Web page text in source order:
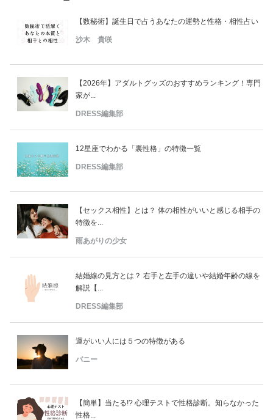
【数秘術】誕生日で占うあなたの運勢と性格・相性占い
沙木 貴咲
【2026年】アダルトグッズのおすすめランキング！専門
家が...
DRESS編集部
12星座でわかる「裏性格」の特徴一覧
DRESS編集部
【セックス相性】とは？ 体の相性がいいと感じる相手の
特徴を...
雨あがりの少女
結婚線の見方とは？ 右手と左手の違いや結婚年齢の線を
解説【...
DRESS編集部
運がいい人には５つの特徴がある
バニー
【簡単】当たる!? 心理テストで性格診断。知らなかった
性格...